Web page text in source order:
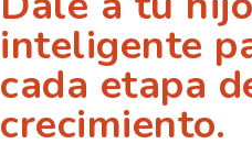
inteligente
cada etapa
crecimiento.